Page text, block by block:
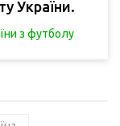
України.
з футболу